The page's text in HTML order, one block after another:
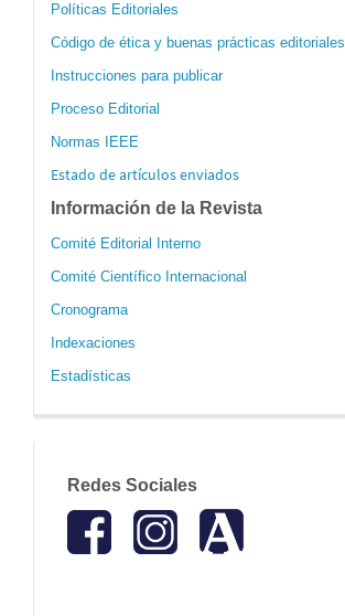
Políticas Editoriales
Código de ética y buenas prácticas editoriales
Instrucciones para publicar
Proceso Editorial
Normas IEEE
Estado de artículos enviados
Información de la Revista
Comité Editorial Interno
Comité Científico Internacional
Cronograma
Indexaciones
Estadísticas
redes
Redes Sociales